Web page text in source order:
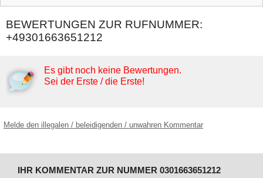
BEWERTUNGEN ZUR RUFNUMMER:
+49301663651212
Es gibt noch keine Bewertungen.
Sei der Erste / die Erste!
Melde den illegalen / beleidigenden / unwahren Kommentar
IHR KOMMENTAR ZUR NUMMER 0301663651212